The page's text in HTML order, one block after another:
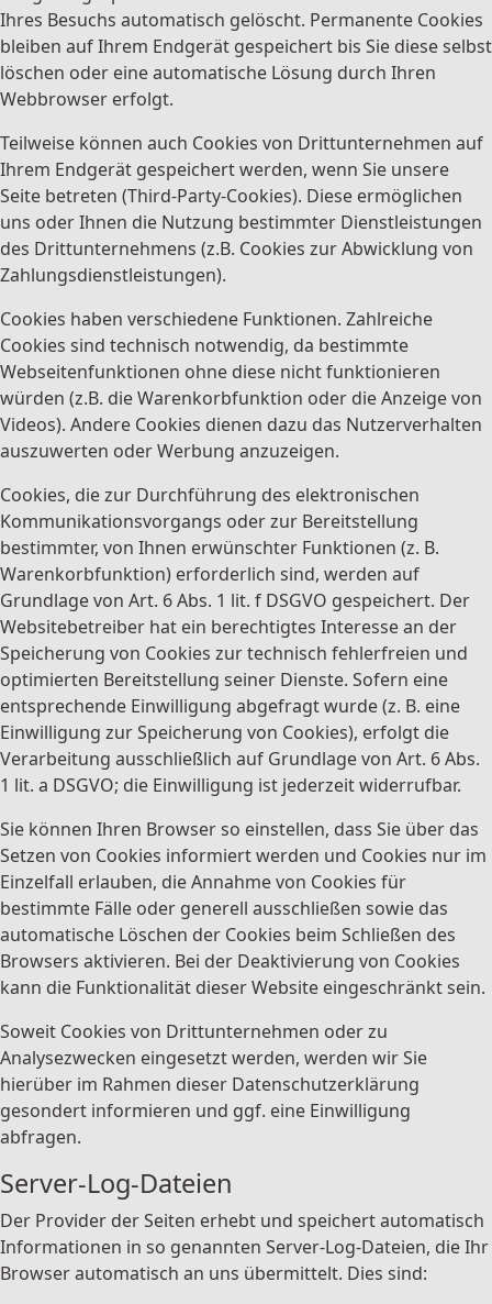
Ihres Besuchs automatisch gelöscht. Permanente Cookies
bleiben auf Ihrem Endgerät gespeichert bis Sie diese selbst
löschen oder eine automatische Lösung durch Ihren
Webbrowser erfolgt.
Teilweise können auch Cookies von Drittunternehmen auf
Ihrem Endgerät gespeichert werden, wenn Sie unsere
Seite betreten (Third-Party-Cookies). Diese ermöglichen
uns oder Ihnen die Nutzung bestimmter Dienstleistungen
des Drittunternehmens (z.B. Cookies zur Abwicklung von
Zahlungsdienstleistungen).
Cookies haben verschiedene Funktionen. Zahlreiche
Cookies sind technisch notwendig, da bestimmte
Webseitenfunktionen ohne diese nicht funktionieren
würden (z.B. die Warenkorbfunktion oder die Anzeige von
Videos). Andere Cookies dienen dazu das Nutzerverhalten
auszuwerten oder Werbung anzuzeigen.
Cookies, die zur Durchführung des elektronischen
Kommunikationsvorgangs oder zur Bereitstellung
bestimmter, von Ihnen erwünschter Funktionen (z. B.
Warenkorbfunktion) erforderlich sind, werden auf
Grundlage von Art. 6 Abs. 1 lit. f DSGVO gespeichert. Der
Websitebetreiber hat ein berechtigtes Interesse an der
Speicherung von Cookies zur technisch fehlerfreien und
optimierten Bereitstellung seiner Dienste. Sofern eine
entsprechende Einwilligung abgefragt wurde (z. B. eine
Einwilligung zur Speicherung von Cookies), erfolgt die
Verarbeitung ausschließlich auf Grundlage von Art. 6 Abs.
1 lit. a DSGVO; die Einwilligung ist jederzeit widerrufbar.
Sie können Ihren Browser so einstellen, dass Sie über das
Setzen von Cookies informiert werden und Cookies nur im
Einzelfall erlauben, die Annahme von Cookies für
bestimmte Fälle oder generell ausschließen sowie das
automatische Löschen der Cookies beim Schließen des
Browsers aktivieren. Bei der Deaktivierung von Cookies
kann die Funktionalität dieser Website eingeschränkt sein.
Soweit Cookies von Drittunternehmen oder zu
Analysezwecken eingesetzt werden, werden wir Sie
hierüber im Rahmen dieser Datenschutzerklärung
gesondert informieren und ggf. eine Einwilligung
abfragen.
Server-Log-Dateien
Der Provider der Seiten erhebt und speichert automatisch
Informationen in so genannten Server-Log-Dateien, die Ihr
Browser automatisch an uns übermittelt. Dies sind: